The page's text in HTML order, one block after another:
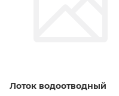
Лоток водоотводный